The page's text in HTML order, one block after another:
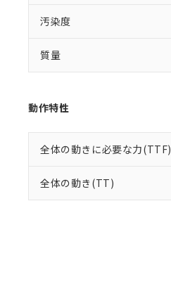
汚染度
質量
動作特性
全体の動きに必要な力(TTF)
全体の動き(TT)